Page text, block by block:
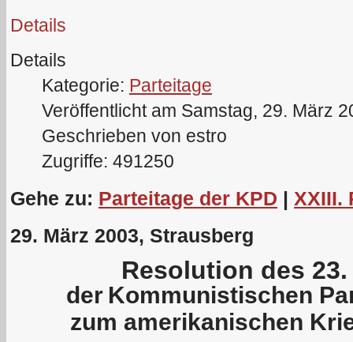
Details
Details
Kategorie: Parteitage
Veröffentlicht am Samstag, 29. März
Geschrieben von estro
Zugriffe: 491250
Gehe zu: Parteitage der KPD | XXIII.
29. März 2003, Strausberg
Resolution des
der Kommunistischen
zum amerikanischen